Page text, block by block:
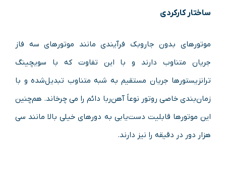
ساختار کارکردی
موتورهای بدون جاروبک فرآیندی مانند موتورهای سه فاز
جریان متناوب دارند و با این تفاوت که با سویچینگ
ترانزیستورها جریان مستقیم به شبه متناوب تبدیل‌شده و با
زمان‌بندی خاصی روتور نوعاً آهن‌ربا دائم را می چرخاند. هم‌چنین
این موتورها قابلیت دست‌یابی به دورهای خیلی بالا مانند سی
هزار دور در دقیقه را نیز دارند.